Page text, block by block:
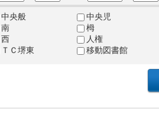
中央般
中央児
南
栂
西
人権
ＴＣ堺東
移動図書館